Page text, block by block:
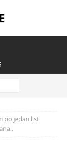
po jedan list